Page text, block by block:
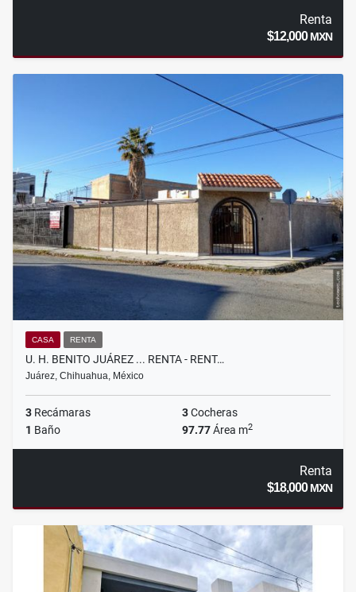
Renta
$12,000MXN
CASA RENTA
U. H. BENITO JUÁREZ ... RENTA - RENT…
Juárez, Chihuahua, México
3 Recámaras 3Cocheras
1 Baño 97.77Área m2
Renta
$18,000MXN